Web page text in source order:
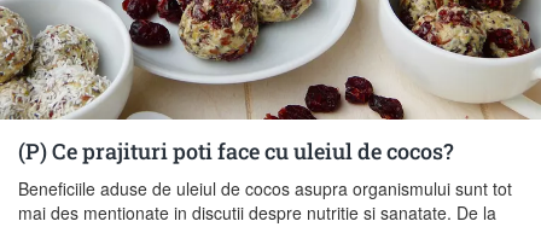
(P) Ce prajituri poti face cu uleiul de cocos?
Beneficiile aduse de uleiul de cocos asupra organismului sunt tot
mai des mentionate in discutii despre nutritie si sanatate. De la